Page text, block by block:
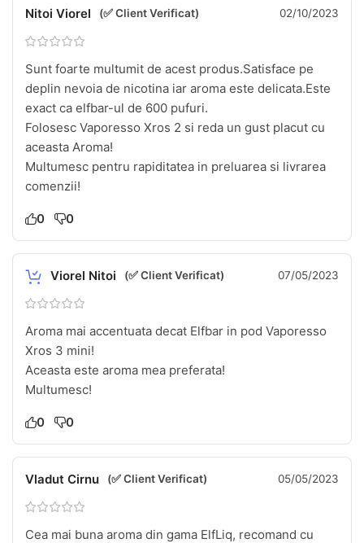
Nitoi Viorel (✅ Client Verificat) 02/10/2023
Sunt foarte multumit de acest produs.Satisface pe
deplin nevoia de nicotina iar aroma este delicata.Este
exact ca elfbar-ul de 600 pufuri.
Folosesc Vaporesso Xros 2 si reda un gust placut cu
aceasta Aroma!
Multumesc pentru rapiditatea in preluarea si livrarea
comenzii!
0 0
Viorel Nitoi (✅ Client Verificat) 07/05/2023
Aroma mai accentuata decat Elfbar in pod Vaporesso
Xros 3 mini!
Aceasta este aroma mea preferata!
Multumesc!
0 0
Vladut Cirnu (✅ Client Verificat) 05/05/2023
Cea mai buna aroma din gama ElfLiq, recomand cu